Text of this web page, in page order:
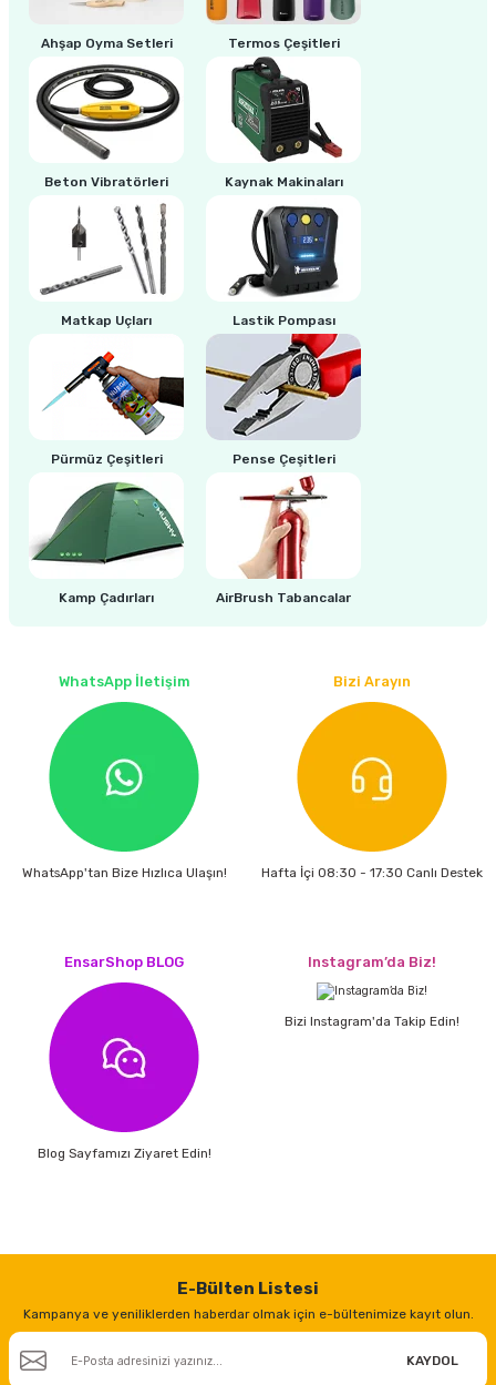
Makinası
Ahşap Oyma Setleri Termos Çeşitleri
Beton Vibratörleri Kaynak Makinaları
Matkap Uçları Lastik Pompası
Pürmüz Çeşitleri Pense Çeşitleri
Kamp Çadırları AirBrush Tabancalar
WhatsApp İletişim
WhatsApp'tan Bize Hızlıca Ulaşın!
Bizi Arayın
Hafta İçi 08:30 - 17:30 Canlı Destek
EnsarShop BLOG
Blog Sayfamızı Ziyaret Edin!
Instagram’da Biz!
Bizi Instagram'da Takip Edin!
E-Bülten Listesi
Kampanya ve yeniliklerden haberdar olmak için e-bültenimize kayıt olun.
KAYDOL